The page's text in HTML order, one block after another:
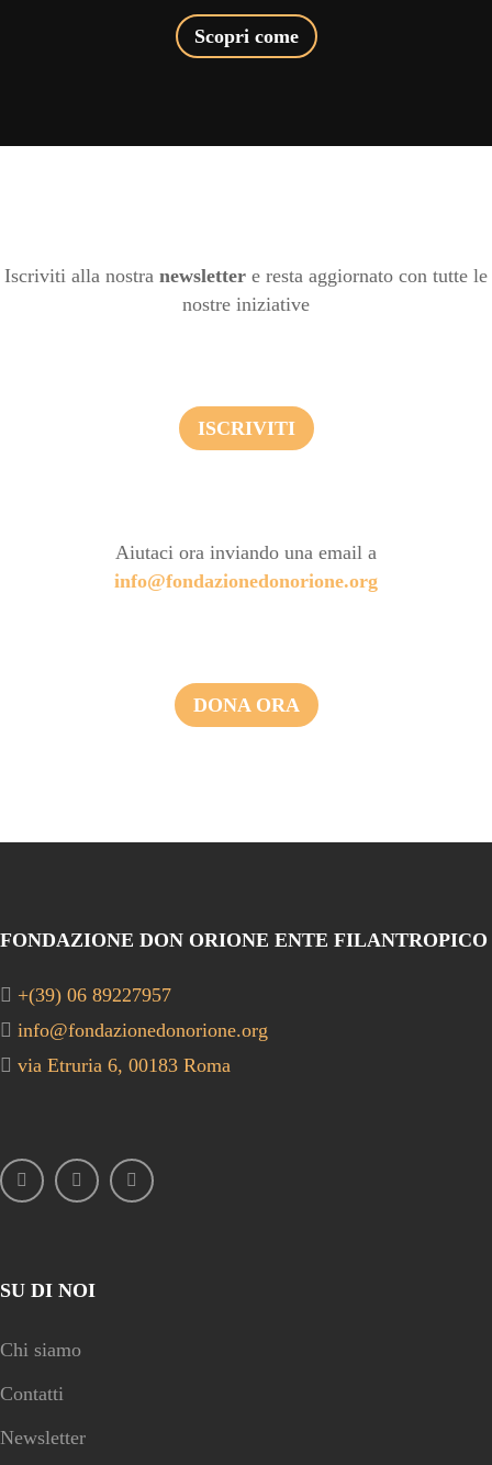
Scopri come
Iscriviti alla nostra newsletter e resta aggiornato con tutte le
nostre iniziative
ISCRIVITI
Aiutaci ora inviando una email a
info@fondazionedonorione.org
DONA ORA
FONDAZIONE DON ORIONE ENTE FILANTROPICO
+(39) 06 89227957
info@fondazionedonorione.org
via Etruria 6, 00183 Roma
SU DI NOI
Chi siamo
Contatti
Newsletter